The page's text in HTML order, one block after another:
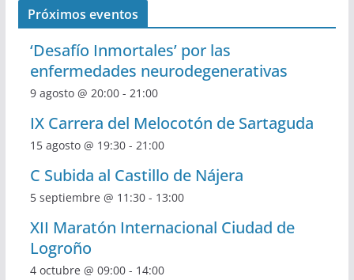
Próximos eventos
‘Desafío Inmortales’ por las
enfermedades neurodegenerativas
9 agosto @ 20:00- 21:00
IX Carrera del Melocotón de Sartaguda
15 agosto @ 19:30- 21:00
C Subida al Castillo de Nájera
5 septiembre @ 11:30- 13:00
XII Maratón Internacional Ciudad de
Logroño
4 octubre @ 09:00- 14:00